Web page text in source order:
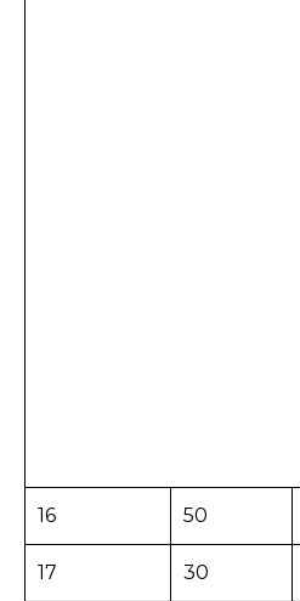
16 50
17 30